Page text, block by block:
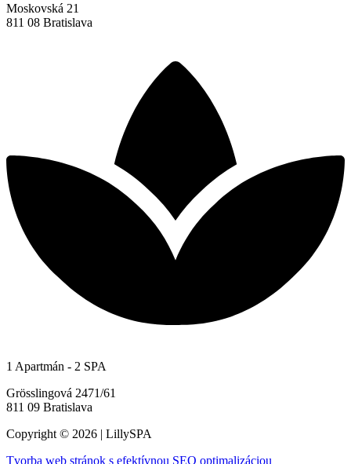
Moskovská 21
811 08 Bratislava
1 Apartmán - 2 SPA
Grösslingová 2471/61
811 09 Bratislava
Copyright © 2026 | LillySPA
Tvorba web stránok s efektívnou SEO optimalizáciou